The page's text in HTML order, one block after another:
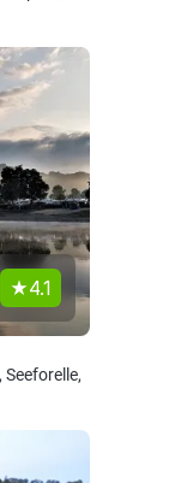
4.1